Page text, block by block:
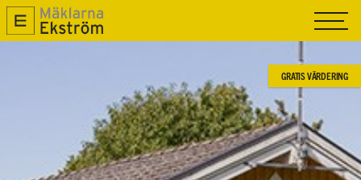
GRATIS VÄRDERING
TILL SALU
OM OSS